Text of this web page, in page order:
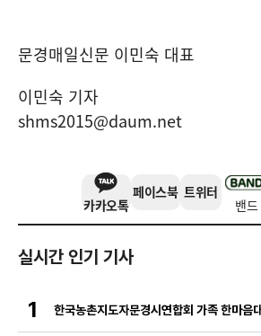
문경매일신문 이민숙 대표
이민숙 기자
shms2015@daum.net
카카오톡
페이스북 트위터
밴드
실시간 인기 기사
1 한국농촌지도자문경시연합회 가족 한마음